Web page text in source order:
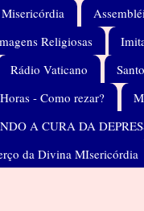
Religiosas
Rádio Vaticano
- Como rezar?
A CURA DA
da Divina MIsericórdia